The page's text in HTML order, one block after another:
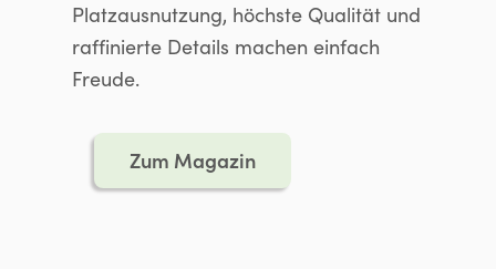
Platzausnutzung, höchste Qualität und
raffinierte Details machen einfach
Freude.
Zum Magazin